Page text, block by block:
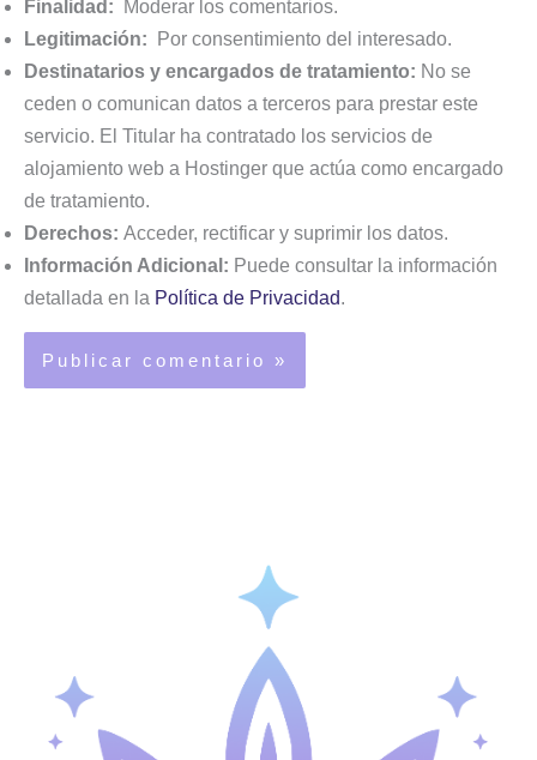
Finalidad: Moderar los comentarios.
Legitimación: Por consentimiento del interesado.
Destinatarios y encargados de tratamiento: No se
ceden o comunican datos a terceros para prestar este
servicio. El Titular ha contratado los servicios de
alojamiento web a Hostinger que actúa como encargado
de tratamiento.
Derechos: Acceder, rectificar y suprimir los datos.
Información Adicional: Puede consultar la información
detallada en la Política de Privacidad.